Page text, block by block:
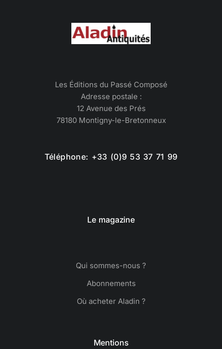
Les Éditions du Passé Composé
Adresse postale :
12 Avenue des Prés
78180 Montigny-le-Bretonneux
Téléphone: +33 (0)9 53 37 71 99
Le magazine
Qui sommes-nous ?
Abonnements
Où acheter Aladin ?
Mentions